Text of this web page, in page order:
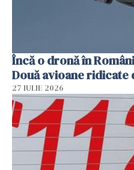
Încă o dronă în
Două avioane ridicate
27 IULIE 2026